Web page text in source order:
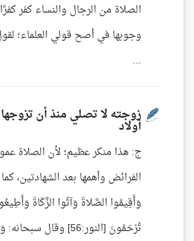
الصلاة من الرجال والنساء كفر
وجوبها في أصح قولي العلماء؛
...
زوجته لا تصلي منذ أن تزوجها
أولاد
ج: هذا منكر عظيم؛ لأن الصلاة
الفرائض وأهمها بعد الشهادتين،
وَأَقِيمُوا الصَّلاةَ وَآتُوا الزَّكَاةَ
تُرْحَمُونَ [النور:56] وقال سبحانه: وَأَقِيمُوا الصَّلاةَ وَآتُوا ...